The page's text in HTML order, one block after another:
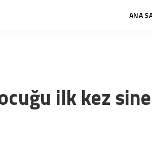
ANA
ilk kez